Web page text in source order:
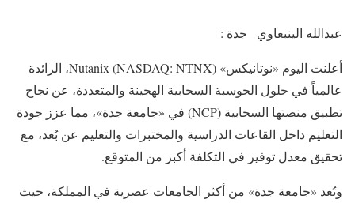
عبدالله الينبعاوي _جدة :
أعلنت اليوم «نوتانيكس» Nutanix (NASDAQ: NTNX)، الرائدة
عالمياً في حلول الحوسبة السحابية الهجينة والمتعددة، عن نجاح
تطبيق منصتها السحابية (NCP) في «جامعة جدة»، مما عزز جودة
التعليم داخل القاعات الدراسية والمختبرات والتعليم عن بُعد، مع
تحقيق معدل توفير في التكلفة أكبر من المتوقع.
وتُعد «جامعة جدة» من أكثر الجامعات عصرية في المملكة، حيث